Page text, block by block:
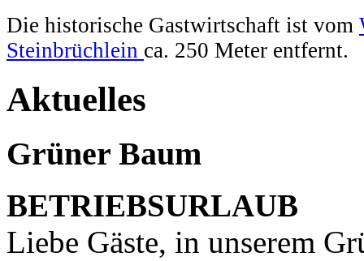
Die historische Gastwirtschaft ist vom
Steinbrüchlein ca. 250 Meter entfernt.
Aktuelles
Grüner Baum
BETRIEBSURLAUB
Liebe Gäste, in unserem